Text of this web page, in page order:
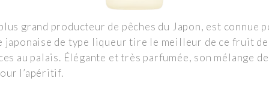
grand producteur de pêches du Japon, est connue
japonaise de type liqueur tire le meilleur de ce fruit de
au palais. Élégante et très parfumée, son mélange
l’apéritif.